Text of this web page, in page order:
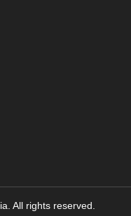
All rights reserved.